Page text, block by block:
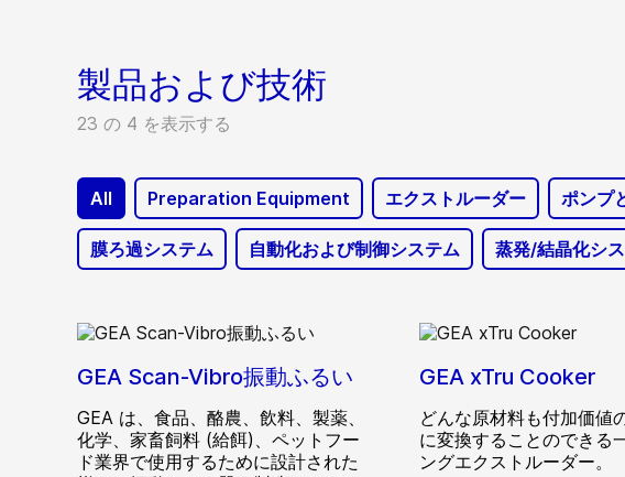
製品および技術
23 の 4 を表示する
All Preparation Equipment エクストルーダー ポンプ
膜ろ過システム 自動化および制御システム 蒸発/結晶化シ
GEA Scan-Vibro振動ふるい
GEA は、食品、酪農、飲料、製薬、
化学、家畜飼料 (給餌)、ペットフー
ド業界で使用するために設計された
GEA xTru Cooker
どんな原材料も付加価値
に変換することのできる
ングエクストルーダー。